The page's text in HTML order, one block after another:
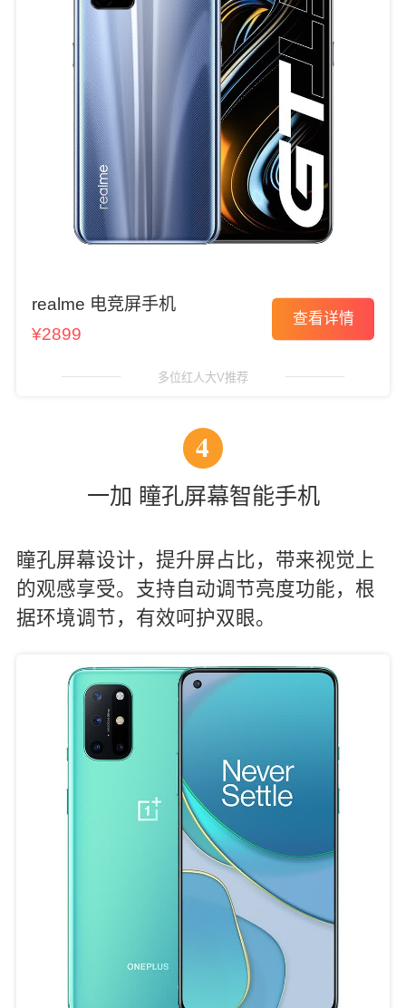
realme 电竞屏手机
¥2899
查看详情
多位红人大V推荐
4
一加 瞳孔屏幕智能手机
瞳孔屏幕设计，提升屏占比，带来视觉上
的观感享受。支持自动调节亮度功能，根
据环境调节，有效呵护双眼。